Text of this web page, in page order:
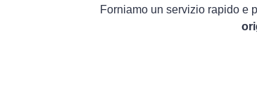
Forniamo un servizio rapido e